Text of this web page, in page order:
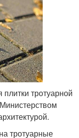
тротуарной
тротуарные